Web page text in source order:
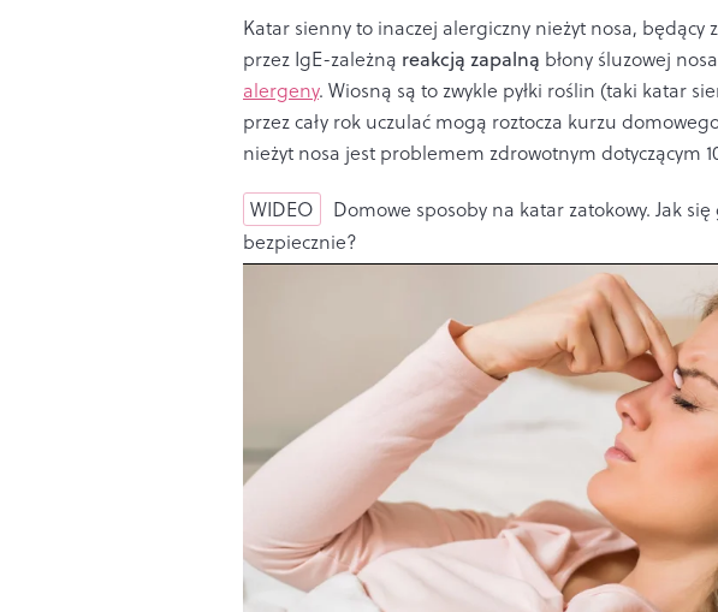
Katar sienny to inaczej alergiczny nieżyt nosa, będący
przez IgE-zależną reakcją zapalną błony śluzowej
alergeny. Wiosną są to zwykle pyłki roślin (taki katar
przez cały rok uczulać mogą roztocza kurzu
nieżyt nosa jest problemem zdrowotnym dotyczącym
WIDEO
Domowe sposoby na katar zatokowy. Jak
bezpiecznie?